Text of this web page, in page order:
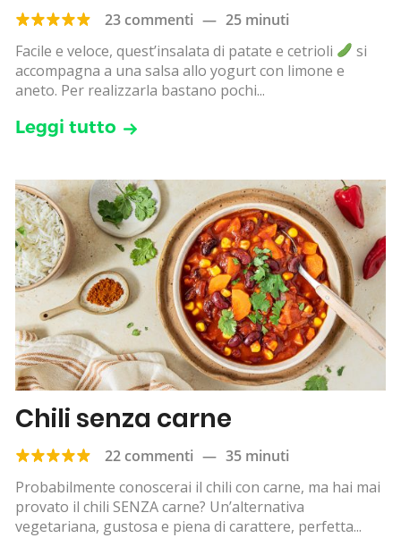
23 commenti — 25 minuti
Facile e veloce, quest’insalata di patate e cetrioli
si
accompagna a una salsa allo yogurt con limone e
aneto. Per realizzarla bastano pochi...
Leggi tutto
Chili senza carne
22 commenti — 35 minuti
Probabilmente conoscerai il chili con carne, ma hai mai
provato il chili SENZA carne? Un’alternativa
vegetariana, gustosa e piena di carattere, perfetta...